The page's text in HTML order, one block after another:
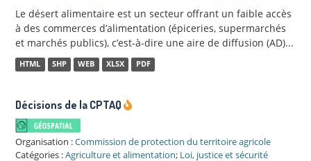
Le désert alimentaire est un secteur offrant un faible accès
à des commerces d’alimentation (épiceries, supermarchés
et marchés publics), c’est-à-dire une aire de diffusion (AD)...
HTML SHP WEB XLSX PDF
Décisions de la CPTAQ
Organisation :Commission de protection du territoire agricole
Catégories :Agriculture et alimentation; Loi, justice et sécurité